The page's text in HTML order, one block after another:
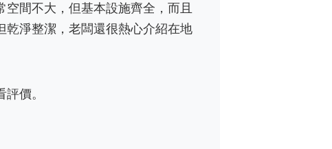
間不大，但基本設施齊全，而且
乾淨整潔，老闆還很熱心介紹在地
價。